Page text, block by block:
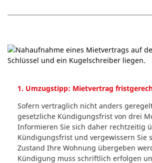
1. Umzugstipp: Mietvertrag
Sofern vertraglich nicht anders
gesetzliche Kündigungsfrist von drei
Informieren Sie sich daher rechtzeitig
Kündigungsfrist und vergewissern Sie
Zustand Ihre Wohnung übergeben
Kündigung muss schriftlich erfolgen